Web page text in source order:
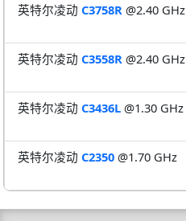
英特尔凌动C3758R @2.40 GHz
英特尔凌动C3558R @2.40 GHz
英特尔凌动C3436L @1.30 GHz
英特尔凌动C2350 @1.70 GHz